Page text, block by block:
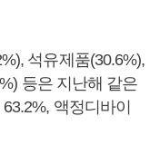
석유제품(30.6%),
등은 지난해 같은
액정디바이